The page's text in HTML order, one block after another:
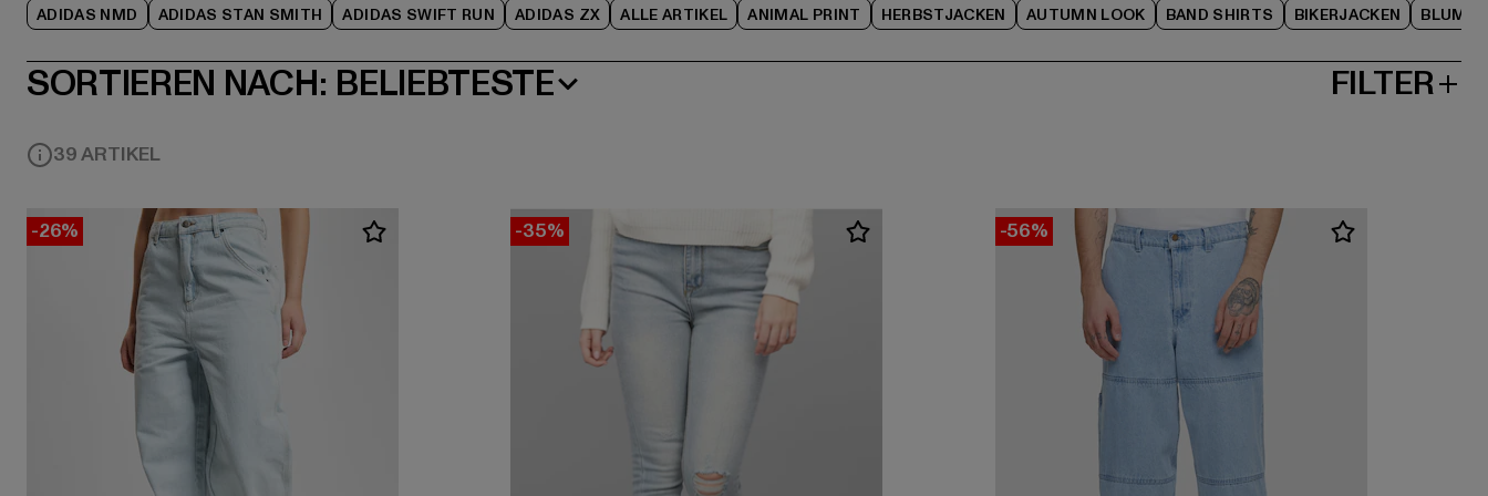
ADIDAS NMD ADIDAS STAN SMITH ADIDAS SWIFT RUN ADIDAS ZX ALLE ARTIKEL ANIMAL PRINT HERBSTJACKEN AUTUMN LOOK BAND SHIRTS BIKERJACKEN
SORTIEREN NACH: BELIEBTESTE FILTER
39 ARTIKEL
-26% -35% -56%